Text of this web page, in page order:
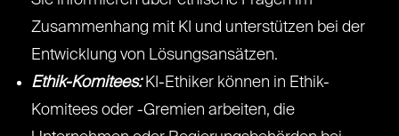
Zusammenhang mit KI und unterstützen bei der
Entwicklung von Lösungsansätzen.
Ethik-Komitees:KI-Ethiker können in Ethik-
Komitees oder -Gremien arbeiten, die